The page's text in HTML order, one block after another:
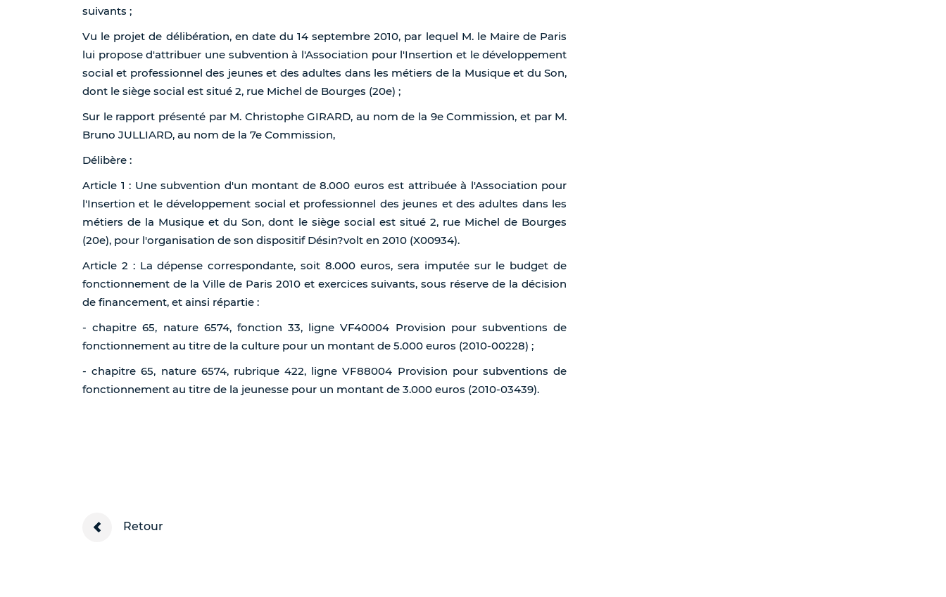
suivants ;
Vu le projet de délibération, en date du 14 septembre 2010, par lequel M. le Maire de Paris
lui propose d'attribuer une subvention à l'Association pour l'Insertion et le développement
social et professionnel des jeunes et des adultes dans les métiers de la Musique et du Son,
dont le siège social est situé 2, rue Michel de Bourges (20e) ;
Sur le rapport présenté par M. Christophe GIRARD, au nom de la 9e Commission, et par M.
Bruno JULLIARD, au nom de la 7e Commission,
Délibère :
Article 1 : Une subvention d'un montant de 8.000 euros est attribuée à l'Association pour
l'Insertion et le développement social et professionnel des jeunes et des adultes dans les
métiers de la Musique et du Son, dont le siège social est situé 2, rue Michel de Bourges
(20e), pour l'organisation de son dispositif Désin?volt en 2010 (X00934).
Article 2 : La dépense correspondante, soit 8.000 euros, sera imputée sur le budget de
fonctionnement de la Ville de Paris 2010 et exercices suivants, sous réserve de la décision
de financement, et ainsi répartie :
- chapitre 65, nature 6574, fonction 33, ligne VF40004 Provision pour subventions de
fonctionnement au titre de la culture pour un montant de 5.000 euros (2010-00228) ;
- chapitre 65, nature 6574, rubrique 422, ligne VF88004 Provision pour subventions de
fonctionnement au titre de la jeunesse pour un montant de 3.000 euros (2010-03439).
Retour